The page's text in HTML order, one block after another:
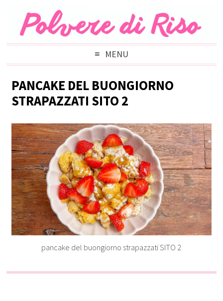
MENU
PANCAKE DEL BUONGIORNO
STRAPAZZATI SITO 2
pancake del buongiorno strapazzati SITO 2